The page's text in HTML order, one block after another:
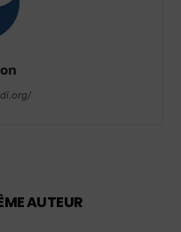
AUTEUR